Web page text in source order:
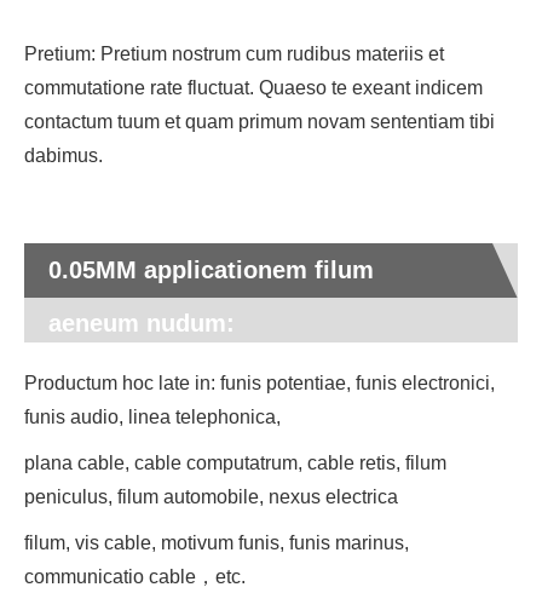
Pretium: Pretium nostrum cum rudibus materiis et
commutatione rate fluctuat. Quaeso te exeant indicem
contactum tuum et quam primum novam sententiam tibi
dabimus.
0.05MM applicationem filum
aeneum nudum:
Productum hoc late in: funis potentiae, funis electronici,
funis audio, linea telephonica,
plana cable, cable computatrum, cable retis, filum
peniculus, filum automobile, nexus electrica
filum, vis cable, motivum funis, funis marinus,
communicatio cable，etc.